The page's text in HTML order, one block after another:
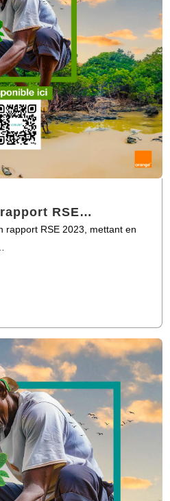
RSE…
rapport RSE 2023, mettant en